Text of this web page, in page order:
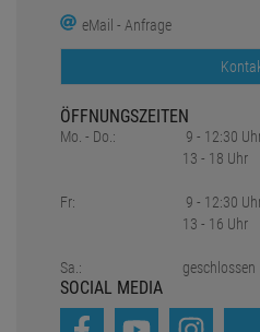
eMail - Anfrage
ÖFFNUNGSZEITEN
Mo. - Do.:
Fr:
Sa.:
9 - 12:30
13 - 18 Uhr
9 - 12:30
13 - 16 Uhr
geschlossen
SOCIAL MEDIA